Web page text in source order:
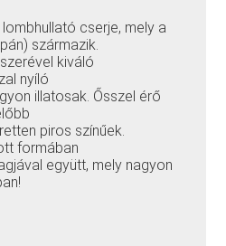
cserje, mely a
származik.
kiváló
nyíló
illatosak. Ősszel érő
piros színűek.
formában
együtt, mely nagyon